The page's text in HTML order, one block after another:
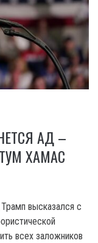
АД –
ХАМАС
высказался с
всех заложников